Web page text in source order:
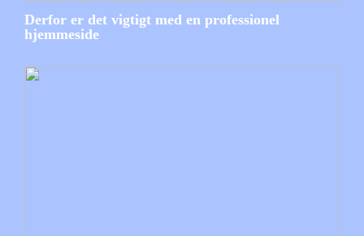
Derfor er det vigtigt med en professionel
hjemmeside